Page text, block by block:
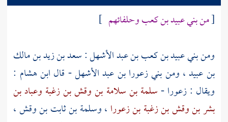
[منبني عبيد بن كعبوحلفائهم ]
ومنبني عبيد بن كعب بن عبد الأشهل:سعد بن زيد بن مالك
بن عبيد، ومنبني زعورا بن عبد الأشهل- قال ابن هشام :
ويقال : زعورا -سلمة بن سلامة بن وقش بن زغبة وعباد بن
بشر بن وقش بن زغبة بن زعورا ،وسلمة بن ثابت بن وقش،